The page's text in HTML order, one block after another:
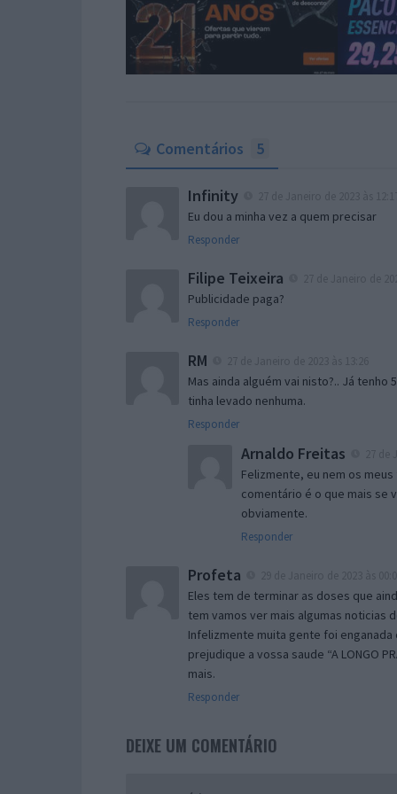
Comentários 5
Infinity
Eu dou a minha vez a quem precisar
Responder
Filipe Teixeira
Publicidade paga?
Responder
RM
Mas ainda alguém vai nisto?.. Já
tinha levado nenhuma.
Responder
Arnaldo Freitas
Felizmente, eu nem os
comentário é o que mais se
obviamente.
Responder
Profeta
Eles tem de terminar as doses que
tem vamos ver mais algumas noticias
Infelizmente muita gente foi enganada
prejudique a vossa saude “A LONGO
mais.
Responder
DEIXE UM COMENTÁRIO